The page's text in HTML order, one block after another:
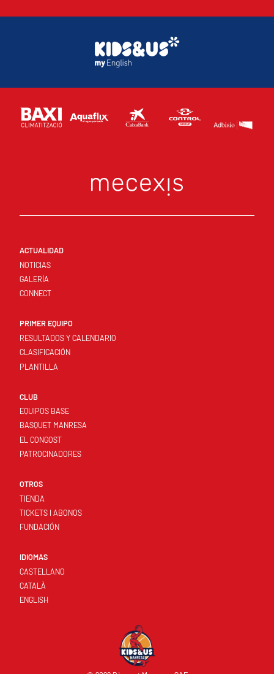
ACTUALIDAD
NOTICIAS
GALERÍA
CONNECT
PRIMER EQUIPO
RESULTADOS Y CALENDARIO
CLASIFICACIÓN
PLANTILLA
CLUB
EQUIPOS BASE
BASQUET MANRESA
EL CONGOST
PATROCINADORES
OTROS
TIENDA
TICKETS I ABONOS
FUNDACIÓN
IDIOMAS
CASTELLANO
CATALÀ
ENGLISH